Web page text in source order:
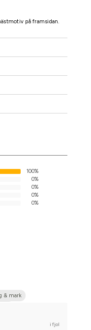
på framsidan.
100%
0%
0%
0%
0%
& mark
i fjol